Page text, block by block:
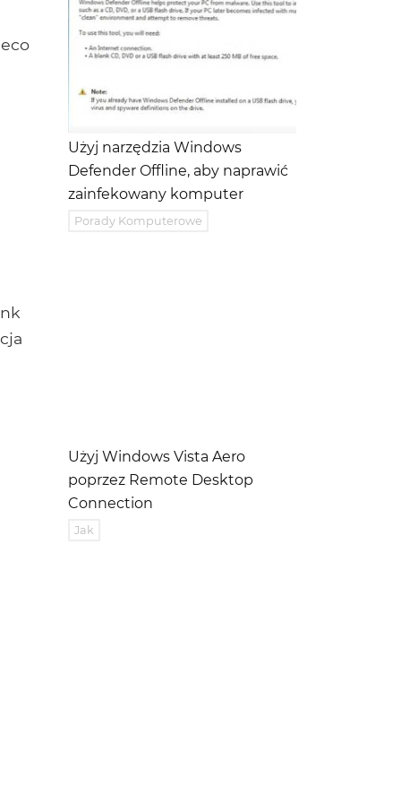
Użyj narzędzia Windows
Defender Offline, aby naprawić
zainfekowany komputer
Porady Komputerowe
Użyj Windows Vista Aero
poprzez Remote Desktop
Connection
Jak